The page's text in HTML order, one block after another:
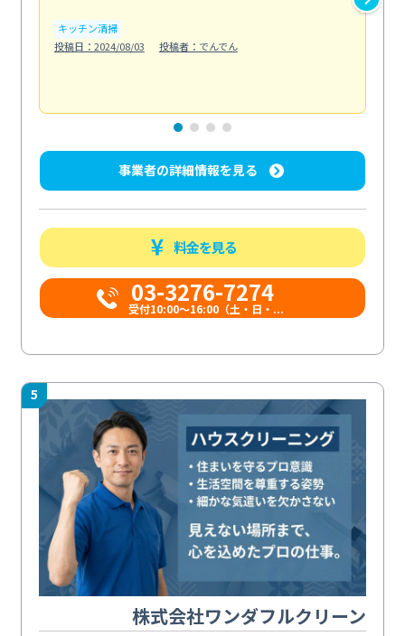
キッチン清掃
投稿日：2024/08/03
投稿者：でんでん
事業者の詳細情報を見る
料金を見る
03-3276-7274
受付10:00〜16:00（土・日・...
5
株式会社ワンダフルクリーン